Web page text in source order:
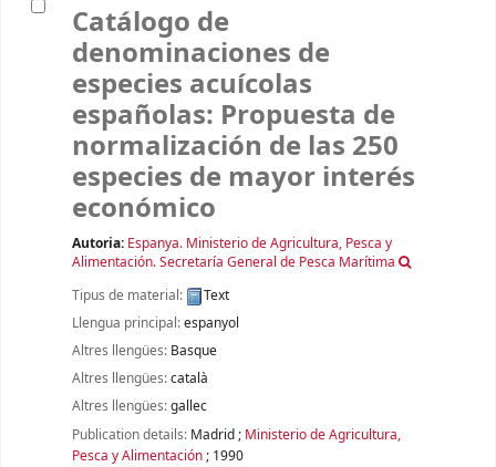
Catálogo de
denominaciones de
especies acuícolas
españolas: Propuesta de
normalización de las 250
especies de mayor interés
económico
Autoria: Espanya. Ministerio de Agricultura, Pesca y
Alimentación. Secretaría General de Pesca Marítima
Tipus de material:
Text
Llengua principal:espanyol
Altres llengües: Basque
Altres llengües:català
Altres llengües:gallec
Publication details: Madrid; Ministerio de Agricultura,
Pesca y Alimentación; 1990